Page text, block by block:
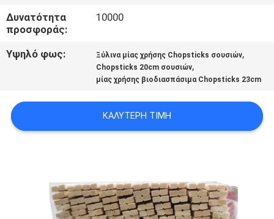
ΕΙΔΉΣΕΙΣ
SITEMAP
POLICY
Δυνατότητα
προσφοράς:
10000
Υψηλό φως: Ξύλινα μίας χρήσης Chopsticks σουσιών,
Chopsticks 20cm σουσιών,
μίας χρήσης βιοδιασπάσιμα Chopsticks 23cm
ΚΑΛΎΤΕΡΗ ΤΙΜΉ